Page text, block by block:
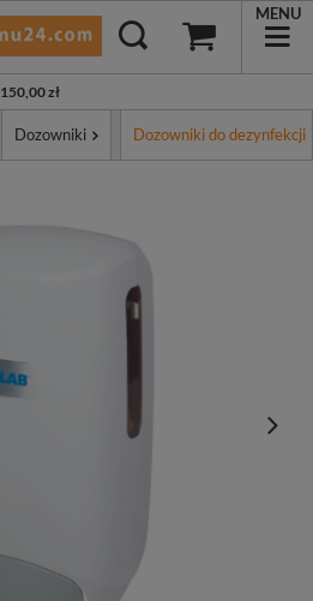
150,00 zł
MENU
Dozowniki Dozowniki do dezynfekcji